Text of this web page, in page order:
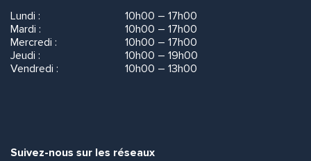
Lundi :
10h00 – 17h00
Mardi :
10h00 – 17h00
Mercredi :
10h00 – 17h00
Jeudi :
10h00 – 19h00
Vendredi :
10h00 – 13h00
Suivez-nous sur les réseaux